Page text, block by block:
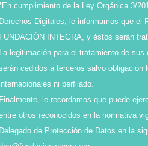
cumplimiento de la Ley Orgánica 3/
Derechos Digitales, le informamos que el
FUNDACIÓN INTEGRA, y éstos serán
La legitimación para el tratamiento de
cedidos a terceros salvo
internacionales ni perfilado.
Finalmente, le recordamos que puede
otros reconocidos en la normativa
Delegado de Protección de Datos en la